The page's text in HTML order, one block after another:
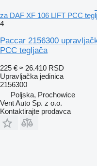
za DAF XF 106 LIFT PCC
4
Paccar 2156300
PCC tegljača
225 € ≈ 26.410 RSD
Upravljačka jedinica
2156300
Poljska, Prochowice
Vent Auto Sp. z o.o.
Kontaktirajte prodavca